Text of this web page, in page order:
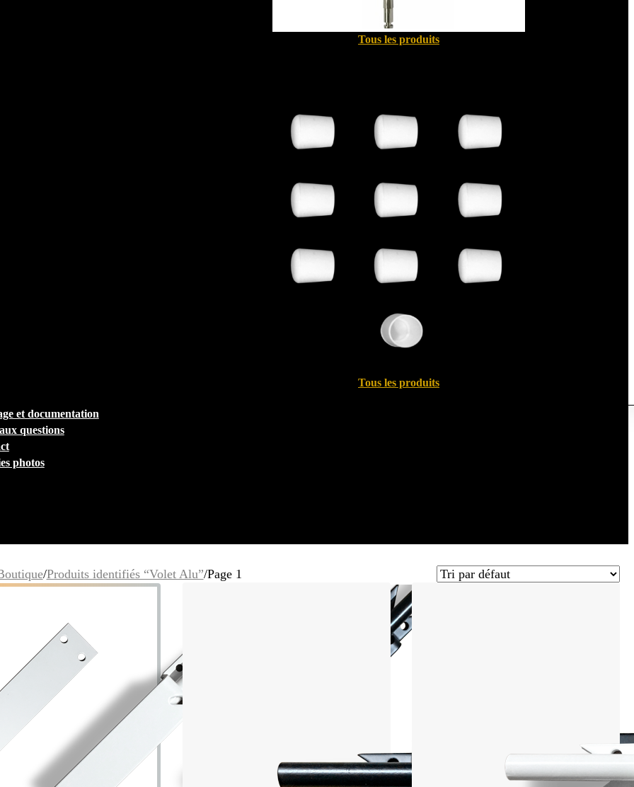
Tous les produits
Tous les produits
et documentation
questions
photos
/Produits identifiés “Volet Alu”/Page 1